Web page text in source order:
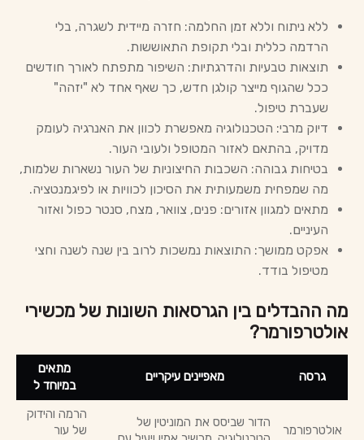
ללא ניתוח וללא זמן החלמה: חזרה מיידית לשגרה, בלי
הרדמה כללית ובלי תקופת התאוששות.
תוצאות טבעיות והדרגתיות: השיפור מתפתח לאורך חודשים
ככל שהגוף מייצר קולגן חדש, כך שאף אחד לא "יזהה"
שעברת טיפול.
דיוק מרבי: הטכנולוגיה מאפשרת לכוון את האנרגיה לעומק
מדויק, בהתאם לאזור המטופל ולעובי העור.
בטיחות גבוהה: השכבות החיצוניות של העור נשארות שלמות,
מה שמפחית משמעותית את הסיכון לכוויות או לפיגמנטציה.
מתאים למגוון אזורים: פנים, צוואר, מצח, סנטר כפול ואזור
העיניים.
אפקט ממושך: התוצאות נמשכות לרוב בין שנה לשנה וחצי
מטיפול בודד.
מה ההבדלים בין הגרסאות השונות של מכשירי
אולטרפורמר?
גרסה מאפיינים עיקריים
מתאים
במיוחד ל
אולטרפורמר
הדור שביסס את המוניטין של
הרמה והידוק
של עור